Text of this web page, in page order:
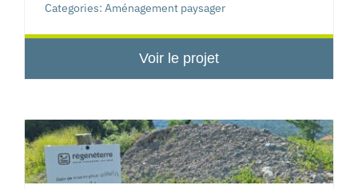
Categories: Aménagement paysager
Voir le projet